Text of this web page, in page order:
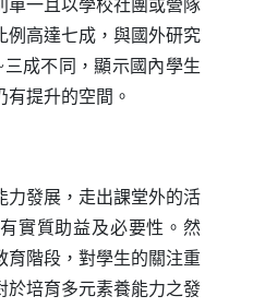
單一且以學校社團或營隊
例高達七成，與國外研究
成不同，顯示國內學生
提升的空間。
發展，走出課堂外的活
實質助益及必要性。然
育階段，對學生的關注重
於培育多元素養能力之發